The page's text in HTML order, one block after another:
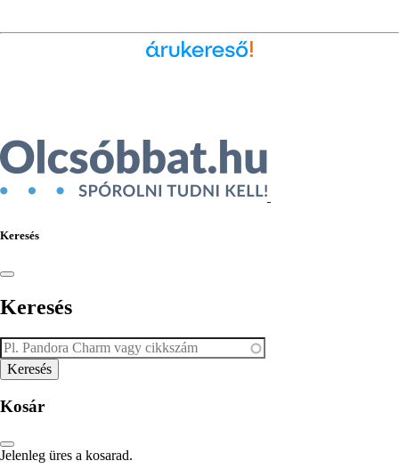
Keresés
Keresés
Kosár
Jelenleg üres a kosarad.